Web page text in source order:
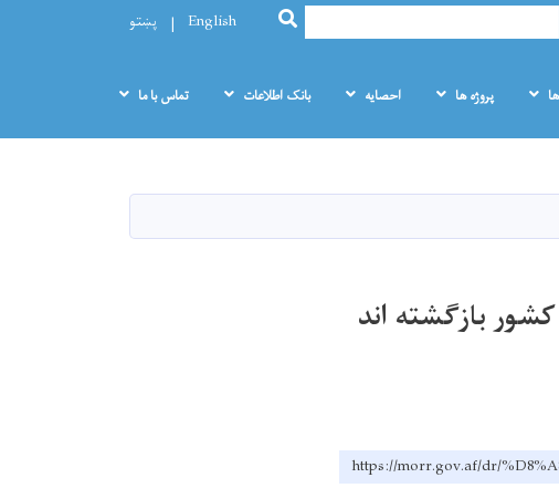
SEARCH
English پښتو
پروژه ها احصایه بانک اطلاعات تماس با ما
بازگشته ‌اند
https://morr.gov.af/dr/